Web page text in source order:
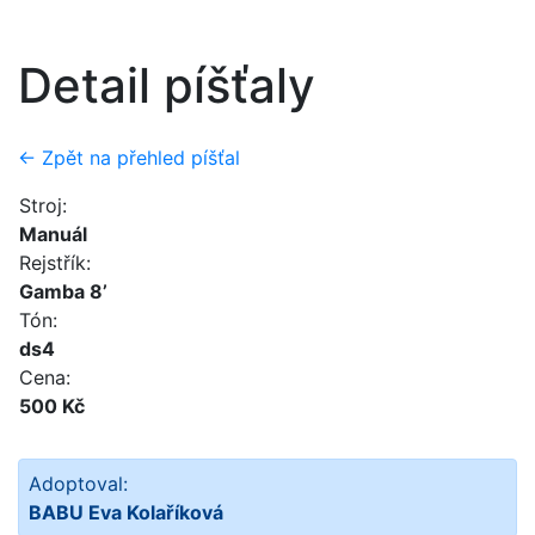
Detail píšťaly
← Zpět na přehled píšťal
Stroj:
Manuál
Rejstřík:
Gamba 8’
Tón:
ds4
Cena:
500 Kč
Adoptoval:
BABU Eva Kolaříková